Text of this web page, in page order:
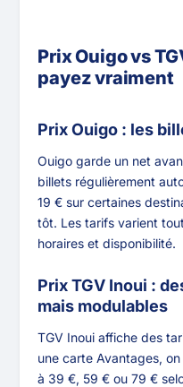
Prix Ouigo vs
payez vraiment
Prix Ouigo : les
Ouigo garde un net
billets régulièrement
19 € sur certaines
tôt. Les tarifs varient
horaires et disponibilité.
Prix TGV Inoui :
mais modulables
TGV Inoui affiche des
une carte Avantages,
à 39 €, 59 € ou 79 €